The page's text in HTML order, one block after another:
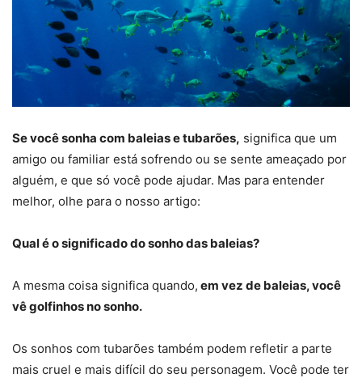
Se você sonha com baleias e tubarões, significa que um
amigo ou familiar está sofrendo ou se sente ameaçado por
alguém, e que só você pode ajudar. Mas para entender
melhor, olhe para o nosso artigo:
Qual é o significado do sonho das baleias?
A mesma coisa significa quando, em vez de baleias, você
vê golfinhos no sonho.
Os sonhos com tubarões também podem refletir a parte
mais cruel e mais difícil do seu personagem. Você pode ter